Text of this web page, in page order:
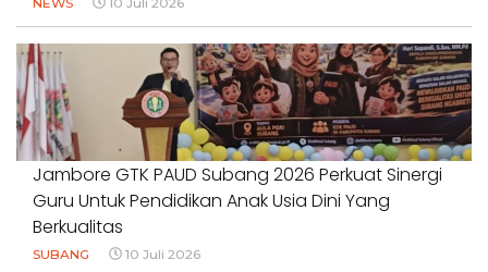
Jambore GTK PAUD Subang 2026 Perkuat Sinergi
Guru Untuk Pendidikan Anak Usia Dini Yang
Berkualitas
SUBANG 10 Juli 2026